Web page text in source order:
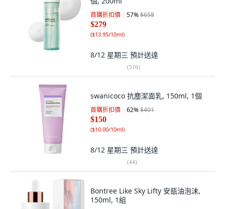
首購折扣價 57%$658
$279
($13.95/10ml)
8/12 星期三 預計送達
(516)
swanicoco 抗塵潔面乳, 150ml, 1個
首購折扣價 62%$401
$150
($10.00/10ml)
8/12 星期三 預計送達
(44)
Bontree Like Sky Lifty 安瓿油泡沫,
150ml, 1組